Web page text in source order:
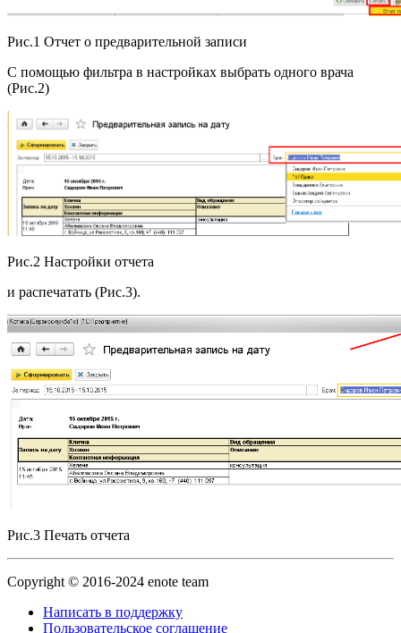
Рис.1 Отчет о предварительной записи
С помощью фильтра в настройках выбрать одного врача
(Рис.2)
Рис.2 Настройки отчета
и распечатать (Рис.3).
Рис.3 Печать отчета
Copyright © 2016-2024 enote team
Написать в поддержку
Пользовательское соглашение